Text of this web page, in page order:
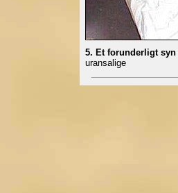
5. Et forunderligt syn
uransalige